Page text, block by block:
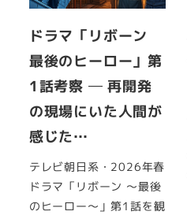
ドラマ「リボーン
最後のヒーロー」第
1話考察 ─ 再開発
の現場にいた人間が
感じた…
テレビ朝日系・2026年春
ドラマ「リボーン ～最後
のヒーロー～」第1話を観